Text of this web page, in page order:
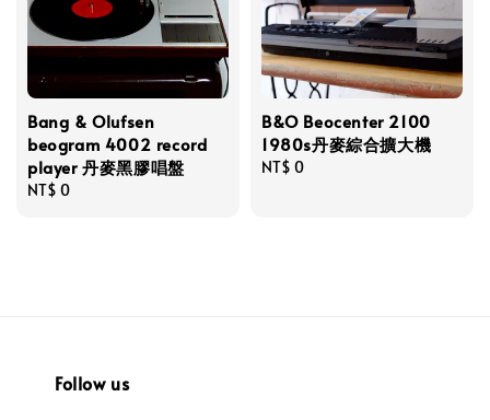
Bang & Olufsen
beogram 4002 record
player 丹麥黑膠唱盤
Regular
NT$ 0
B&O Beocenter 2100
1980s丹麥綜合擴大機
Regular
NT$ 0
Follow us